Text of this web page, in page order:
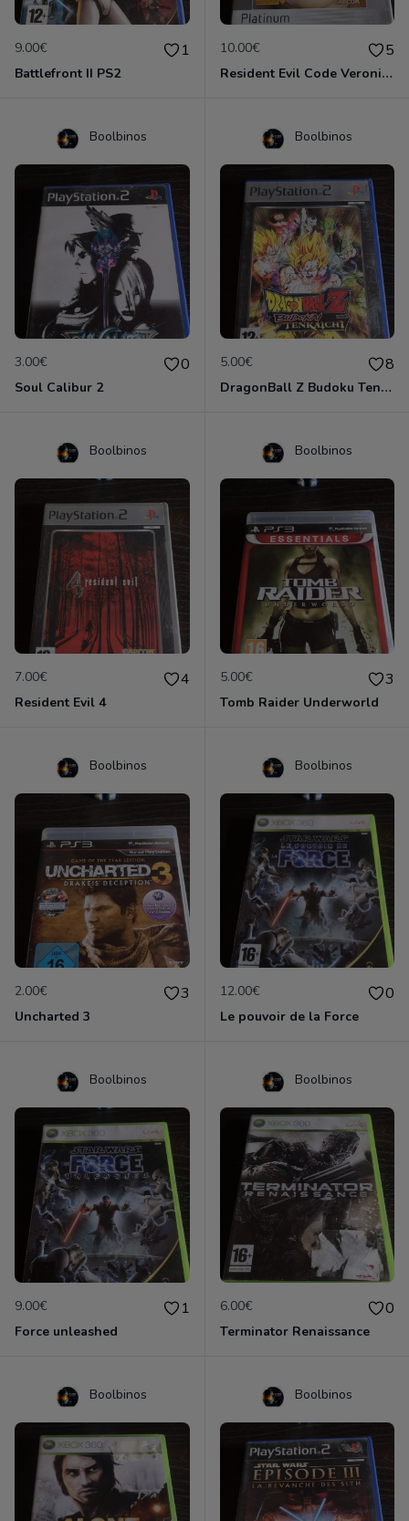
9.00€ 1
Battlefront II PS2
10.00€ 5
Resident Evil Code Veronica
Boolbinos
3.00€ 0
Soul Calibur 2
Boolbinos
5.00€ 8
DragonBall Z Budoku Tenkaichi
Boolbinos
7.00€ 4
Resident Evil 4
Boolbinos
5.00€ 3
Tomb Raider Underworld
Boolbinos
2.00€ 3
Uncharted 3
Boolbinos
12.00€ 0
Le pouvoir de la Force
Boolbinos
9.00€ 1
Force unleashed
Boolbinos
6.00€ 0
Terminator Renaissance
Boolbinos Boolbinos